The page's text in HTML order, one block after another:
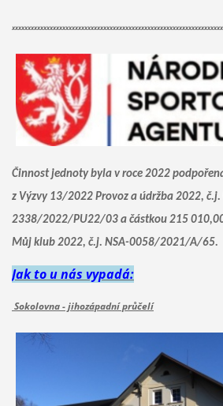
Činnost jednoty byla v roce 2022
z Výzvy 13/2022 Provoz a údržba 2022, č.j.
2338/2022/PU22/03 a částkou 215
Můj klub 2022, č.j. NSA-0058/2021/A/65.
Jak to u nás vypadá:
Sokolovna - jihozápadní průčelí